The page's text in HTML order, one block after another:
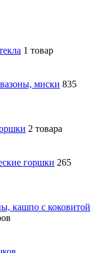
1 товар
миски 835
2 товара
горшки 265
кашпо с коковитой